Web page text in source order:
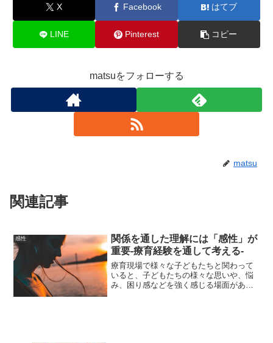
X Facebook はてブ
LINE Pinterest コピー
matsuをフォローする
matsu
関連記事
感性
関係を通した理解には「感性」が
重要-療育経験を通して考える-
療育現場で様々な子どもたちと関わって
いると、子どもたちの様々な思いや、悩
み、困り感などを強く感じる場面があり